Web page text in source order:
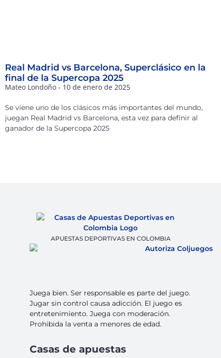
Real Madrid vs Barcelona, Superclásico en la
final de la Supercopa 2025
Mateo Londoño 10 de enero de 2025
Se viene uno de los clásicos más importantes del mundo,
juegan Real Madrid vs Barcelona, esta vez para definir al
ganador de la Supercopa 2025
APUESTAS DEPORTIVAS EN COLOMBIA
Juega bien. Ser responsable es parte del juego.
Jugar sin control causa adicción. El juego es
entretenimiento. Juega con moderación.
Prohibida la venta a menores de edad.
Casas de apuestas